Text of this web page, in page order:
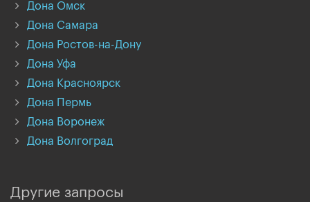
Дона Омск
Дона Самара
Дона Ростов-на-Дону
Дона Уфа
Дона Красноярск
Дона Пермь
Дона Воронеж
Дона Волгоград
Другие запросы